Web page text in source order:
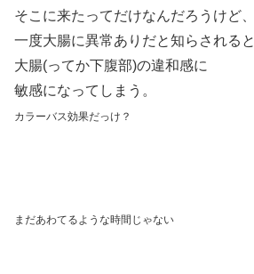
そこに来たってだけなんだろうけど、
一度大腸に異常ありだと知らされると
大腸(ってか下腹部)の違和感に
敏感になってしまう。
カラーバス効果だっけ？
まだあわてるような時間じゃない